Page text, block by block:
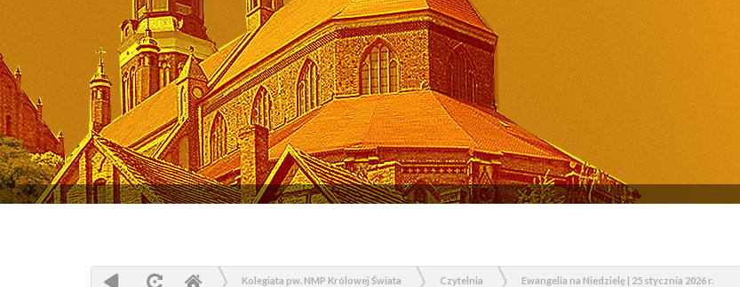
Kolegiata pw. NMP Królowej Świata Czytelnia Ewangelia na Niedzielę | 25 stycznia 2026 r.